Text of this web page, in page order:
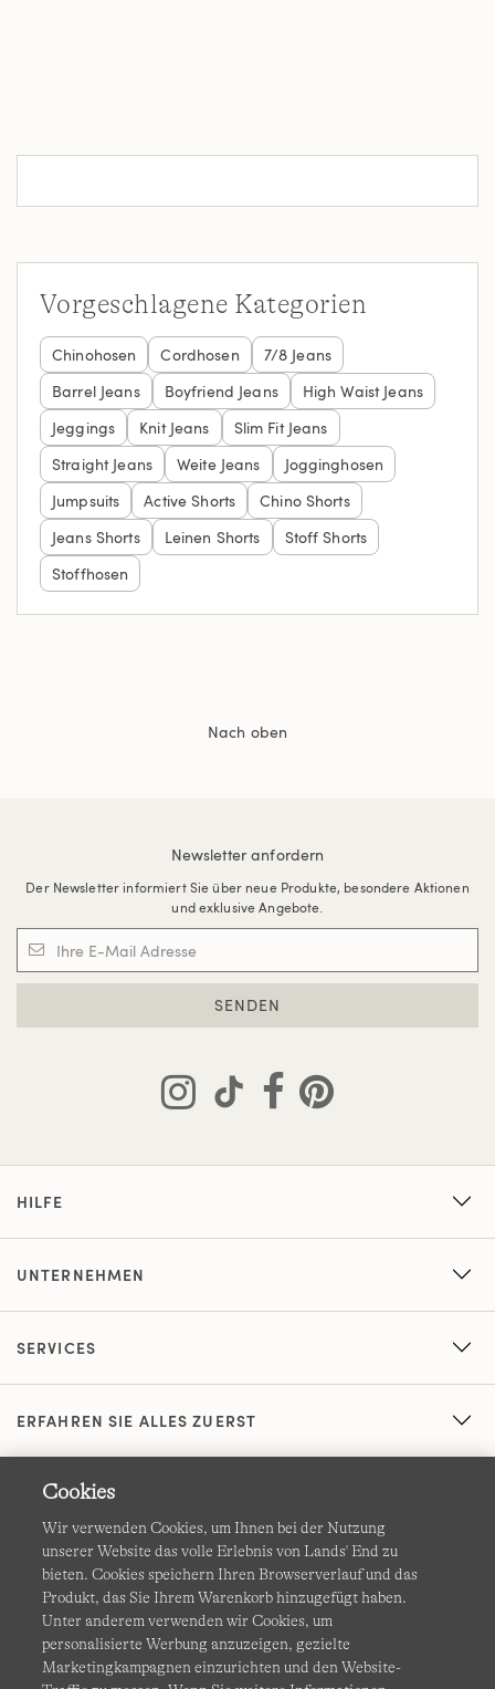
Vorgeschlagene Kategorien
Chinohosen Cordhosen
7/8 Jeans
Barrel Jeans
Boyfriend Jeans
High Waist Jeans
Jeggings
Knit Jeans
Slim Fit Jeans
Straight Jeans
Weite Jeans
Jogginghosen
Jumpsuits
Active Shorts
Chino Shorts
Jeans Shorts
Leinen Shorts
Stoff Shorts
Stoffhosen
Nach oben
Newsletter anfordern
Der Newsletter informiert Sie über neue Produkte, besondere Aktionen
und exklusive Angebote.
SENDEN
HILFE
UNTERNEHMEN
SERVICES
ERFAHREN SIE ALLES ZUERST
AGB Datenschutz & Sicherheit
Cookies Ich möchte auswählen Barrierefreiheit
Cookies
Wir verwenden Cookies, um Ihnen bei der Nutzung
unserer Website das volle Erlebnis von Lands' End zu
bieten. Cookies speichern Ihren Browserverlauf und das
Produkt, das Sie Ihrem Warenkorb hinzugefügt haben.
Unter anderem verwenden wir Cookies, um
personalisierte Werbung anzuzeigen, gezielte
Marketingkampagnen einzurichten und den Website-